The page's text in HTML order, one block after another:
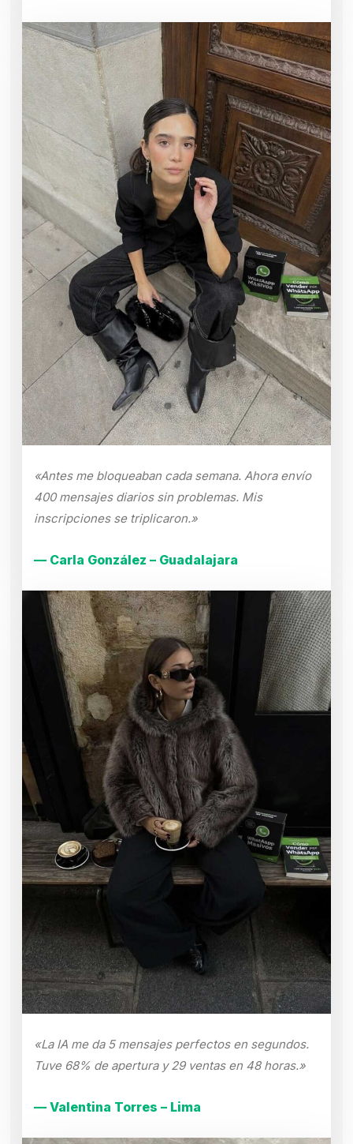
«Antes me bloqueaban cada semana. Ahora envío
400 mensajes diarios sin problemas. Mis
inscripciones se triplicaron.»
— Carla González – Guadalajara
«La IA me da 5 mensajes perfectos en segundos.
Tuve 68% de apertura y 29 ventas en 48 horas.»
— Valentina Torres – Lima